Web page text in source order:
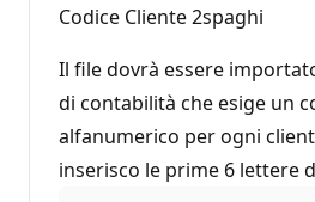
Codice Cliente 2spaghi
Il file dovrà essere
di contabilità che esige un
alfanumerico per ogni
inserisco le prime 6 lettere